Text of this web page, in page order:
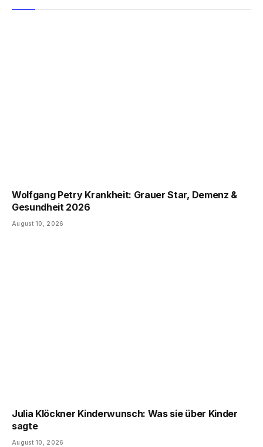
Wolfgang Petry Krankheit: Grauer Star, Demenz &
Gesundheit 2026
August 10, 2026
Julia Klöckner Kinderwunsch: Was sie über Kinder
sagte
August 10, 2026